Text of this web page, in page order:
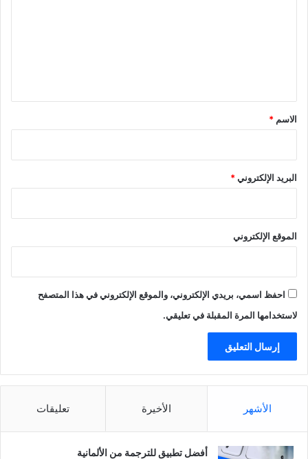
*
الاسم *
البريد الإلكتروني*
الموقع الإلكتروني
احفظ اسمي، بريدي الإلكتروني، والموقع الإلكتروني في هذا المتصفح
لاستخدامها المرة المقبلة في تعليقي.
الأشهر الأخيرة تعليقات
أفضل تطبيق للترجمة من الألمانية